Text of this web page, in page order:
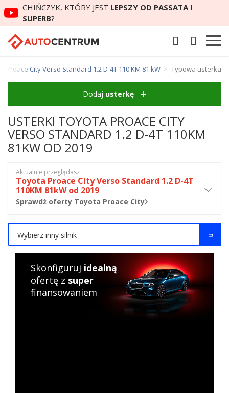
CHIŃCZYK, KTÓRY JEST LEPSZY OD PASSATA I
SUPERB?
Proace City Verso Standard 1.2 D-4T 110 KM 81 kW Typowa usterka
Dodaj usterkę
USTERKI TOYOTA PROACE CITY
VERSO STANDARD 1.2 D-4T 110KM
81KW OD 2019
Aktualnie przeglądasz
Toyota Proace City Verso Standard 1.2 D-4T
110KM 81kW od 2019
Sprawdź oferty Toyota Proace City
Wybierz inny silnik
Skonfiguruj idealną
ofertę z super
finansowaniem